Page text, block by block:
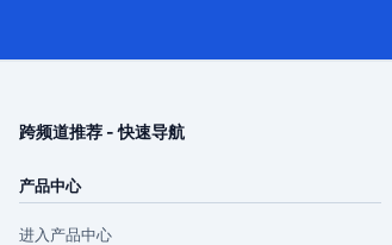
跨频道推荐 - 快速导航
产品中心
进入产品中心